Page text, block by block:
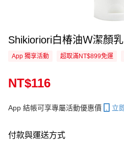
Shikioriori白椿油Ｗ潔顏
App 獨享活動 超取滿NT$899免運
NT$116
App 結帳可享專屬活動優惠價 立
付款與運送方式